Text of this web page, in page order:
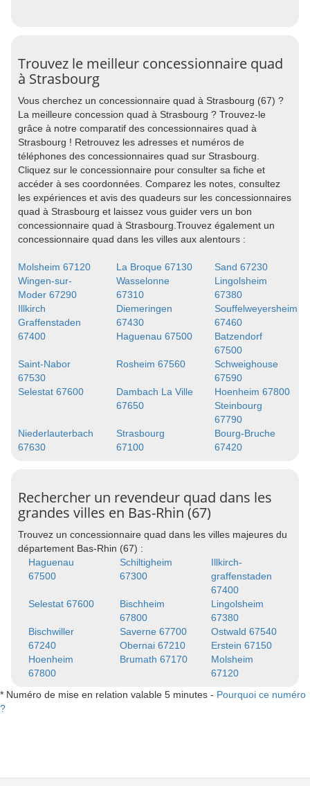
Trouvez le meilleur concessionnaire quad
à Strasbourg
Vous cherchez un concessionnaire quad à Strasbourg (67) ?
La meilleure concession quad à Strasbourg ? Trouvez-le
grâce à notre comparatif des concessionnaires quad à
Strasbourg ! Retrouvez les adresses et numéros de
téléphones des concessionnaires quad sur Strasbourg.
Cliquez sur le concessionnaire pour consulter sa fiche et
accéder à ses coordonnées. Comparez les notes, consultez
les expériences et avis des quadeurs sur les concessionnaires
quad à Strasbourg et laissez vous guider vers un bon
concessionnaire quad à Strasbourg.Trouvez également un
concessionnaire quad dans les villes aux alentours :
Molsheim 67120 La Broque 67130
Sand 67230
Wingen-sur-
Moder 67290
Wasselonne
67310
Lingolsheim
67380
Illkirch
Graffenstaden
67400
Diemeringen
67430
Souffelweyersheim
67460
Haguenau 67500
Batzendorf
67500
Saint-Nabor
67530
Rosheim 67560
Schweighouse
67590
Selestat 67600
Dambach La Ville
67650
Hoenheim 67800
Steinbourg
67790
Niederlauterbach
67630
Strasbourg
67100
Bourg-Bruche
67420
Rechercher un revendeur quad dans les
grandes villes en Bas-Rhin (67)
Trouvez un concessionnaire quad dans les villes majeures du
département Bas-Rhin (67) :
Haguenau
67500
Schiltigheim
67300
Illkirch-
graffenstaden
67400
Selestat 67600
Bischheim
67800
Lingolsheim
67380
Bischwiller
67240
Saverne 67700
Ostwald 67540
Obernai 67210
Erstein 67150
Hoenheim
67800
Brumath 67170
Molsheim
67120
* Numéro de mise en relation valable 5 minutes - Pourquoi ce numéro
?